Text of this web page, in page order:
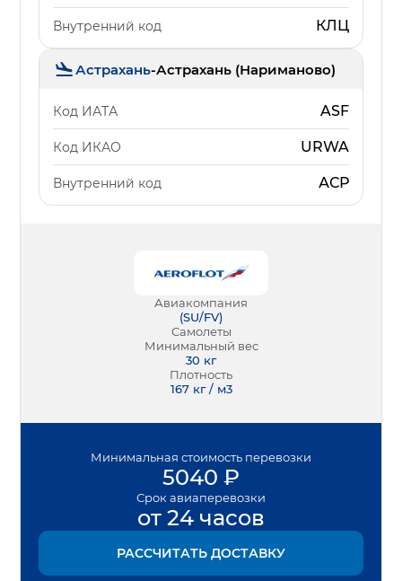
Внутренний код КЛЦ
Астрахань-Астрахань (Нариманово)
Код ИАТА ASF
Код ИКАО URWA
Внутренний код АСР
Авиакомпания
(SU/FV)
Самолеты
Минимальный вес
30 кг
Плотность
167 кг / м3
Минимальная стоимость перевозки
5040 ₽
Срок авиаперевозки
от 24 часов
РАССЧИТАТЬ ДОСТАВКУ